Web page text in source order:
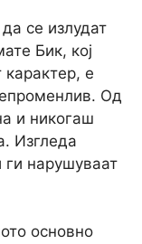
се излудат
Бик, кој
карактер, е
Од
и никогаш
Изгледа
нарушуваат
основно